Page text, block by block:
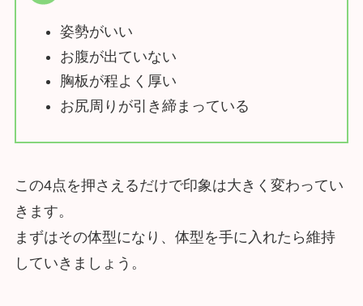
姿勢がいい
お腹が出ていない
胸板が程よく厚い
お尻周りが引き締まっている
この4点を押さえるだけで印象は大きく変わってい
きます。
まずはその体型になり、体型を手に入れたら維持
していきましょう。